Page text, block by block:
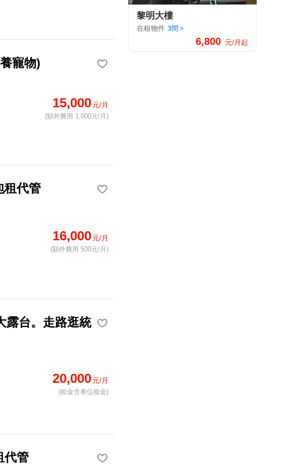
寵物)
15,000元/月
(額外費用 1,000元/月)
租代管
16,000元/月
(額外費用 500元/月)
露台。走路逛統
20,000元/月
(租金含車位租金)
代管
黎明大樓
在租物件 3間 >
6,800 元/月起